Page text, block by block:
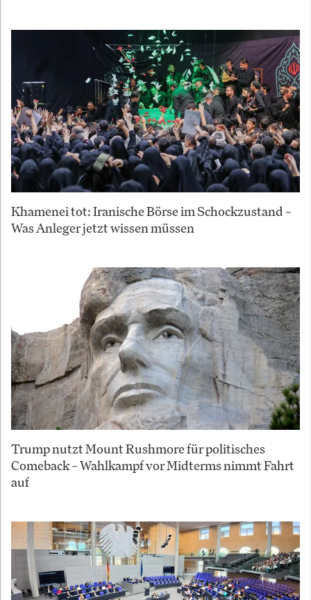
Khamenei tot: Iranische Börse im Schockzustand –
Was Anleger jetzt wissen müssen
Trump nutzt Mount Rushmore für politisches
Comeback – Wahlkampf vor Midterms nimmt Fahrt
auf